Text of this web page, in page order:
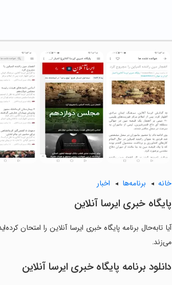
خانه برنامه‌ها اخبار
‏‏‏پایگاه خبری ایرسا آنلاین
آیا تابه‌حال برنامه ‏‏‏پایگاه خبری ایرسا آنلاین را امتحان
می‌زند.
دانلود برنامه ‏‏‏پایگاه خبری ایرسا آنلاین